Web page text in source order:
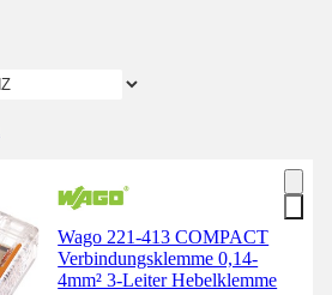
Wago 221-413 COMPACT
Verbindungsklemme 0,14-
4mm² 3-Leiter Hebelklemme